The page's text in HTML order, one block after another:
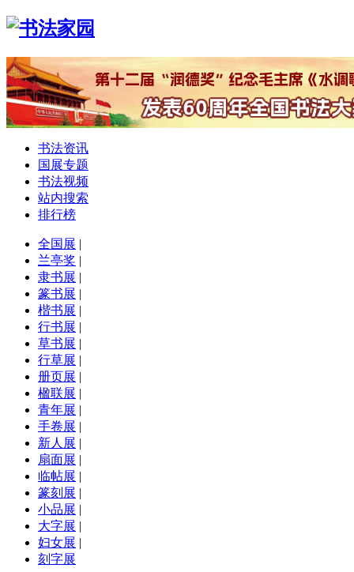
书法资讯
国展专题
书法视频
站内搜索
排行榜
全国展 |
兰亭奖 |
隶书展 |
篆书展 |
楷书展 |
行书展 |
草书展 |
行草展 |
册页展 |
楹联展 |
青年展 |
手卷展 |
新人展 |
扇面展 |
临帖展 |
篆刻展 |
小品展 |
大字展 |
妇女展 |
刻字展